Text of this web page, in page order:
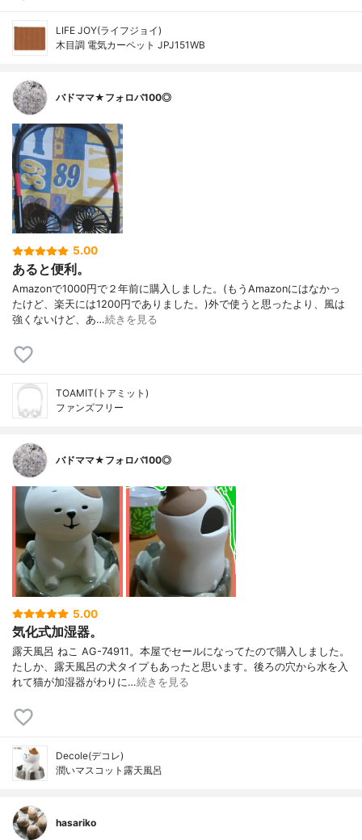
LIFE JOY(ライフジョイ)
木目調 電気カーペット JPJ151WB
バドママ★フォロバ100◎
5.00
あると便利。
Amazonで1000円で２年前に購入しました。(もうAmazonにはなかっ
たけど、楽天には1200円でありました。)外で使うと思ったより、風は
強くないけど、あ…続きを見る
TOAMIT(トアミット)
ファンズフリー
バドママ★フォロバ100◎
5.00
気化式加湿器。
露天風呂 ねこ AG-74911。本屋でセールになってたので購入しました。
たしか、露天風呂の犬タイプもあったと思います。後ろの穴から水を入
れて猫が加湿器がわりに…続きを見る
Decole(デコレ)
潤いマスコット露天風呂
hasariko